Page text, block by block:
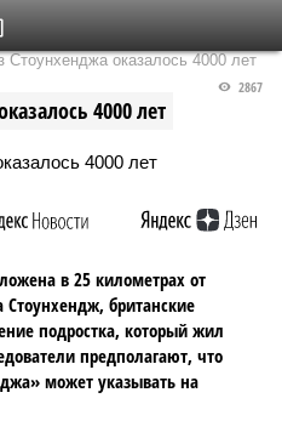
выпуск
Стоунхенджа оказалось 4000 лет
4000 лет
2867
в 25 километрах от
Стоунхендж, британские
подростка, который жил
предполагают, что
может указывать на